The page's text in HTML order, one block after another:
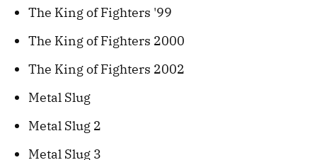
The King of Fighters '99
The King of Fighters 2000
The King of Fighters 2002
Metal Slug
Metal Slug 2
Metal Slug 3